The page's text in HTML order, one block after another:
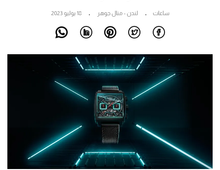
ساعات لندن - منال جوهر 18 يوليو 2023